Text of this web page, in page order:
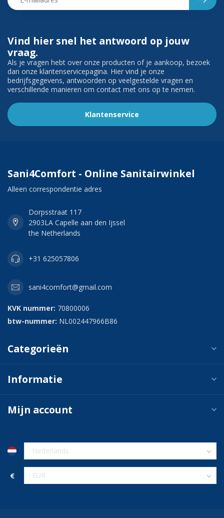
Vind hier snel het antwoord op jouw
vraag.
Als je vragen hebt over onze producten of je aankoop, bezoek
dan onze klantenservicepagina. Hier vind je onze
bedrijfsgegevens, antwoorden op veelgestelde vragen en
verschillende manieren om contact met ons op te nemen.
Klantenservice
Sani4Comfort - Online Sanitairwinkel
Alleen correspondentie adres
Dorpsstraat 117
2903LA Capelle aan den Ijssel
the Netherlands
+31 625057806
sani4comfort@gmail.com
KVK nummer: 70800006
btw-nummer: NL002447966B86
Categorieën
Informatie
Mijn account
€